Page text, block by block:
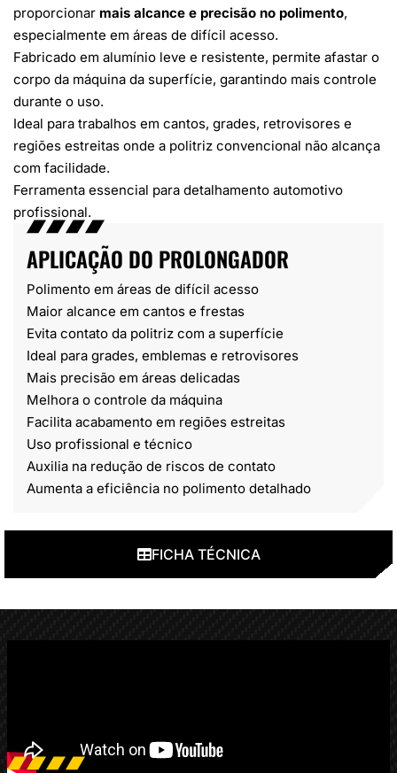
FICHA TÉCNICA
proporcionar mais alcance e precisão no polimento,
especialmente em áreas de difícil acesso.
Fabricado em alumínio leve e resistente, permite afastar o
corpo da máquina da superfície, garantindo mais controle
durante o uso.
Ideal para trabalhos em cantos, grades, retrovisores e
regiões estreitas onde a politriz convencional não alcança
com facilidade.
Ferramenta essencial para detalhamento automotivo
profissional.
APLICAÇÃO DO PROLONGADOR
Polimento em áreas de difícil acesso
Maior alcance em cantos e frestas
Evita contato da politriz com a superfície
Ideal para grades, emblemas e retrovisores
Mais precisão em áreas delicadas
Melhora o controle da máquina
Facilita acabamento em regiões estreitas
Uso profissional e técnico
Auxilia na redução de riscos de contato
Aumenta a eficiência no polimento detalhado